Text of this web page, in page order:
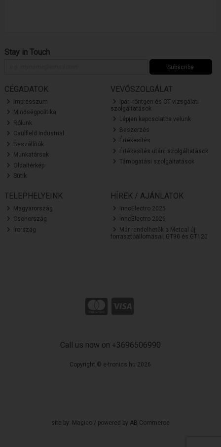
Stay in Touch
Subscribe
CÉGADATOK
Impresszum
Minőségpolitika
Rólunk
Caulfield Industrial
Beszállítók
Munkatársak
Oldaltérkép
Sütik
VEVŐSZOLGÁLAT
Ipari röntgen és CT vizsgálati
szolgáltatások
Lépjen kapcsolatba velünk
Beszerzés
Értékesítés
Értékesítés utáni szolgáltatások
Támogatási szolgáltatások
TELEPHELYEINK
Magyarország
Csehország
Írország
HÍREK / AJÁNLATOK
InnoElectro 2025
InnoElectro 2026
Már rendelhetők a Metcal új
forrasztóállomásai: GT90 és GT120
Call us now on +3696506990
Copyright © e-tronics.hu 2026
site by: Magico/ powered by AB Commerce